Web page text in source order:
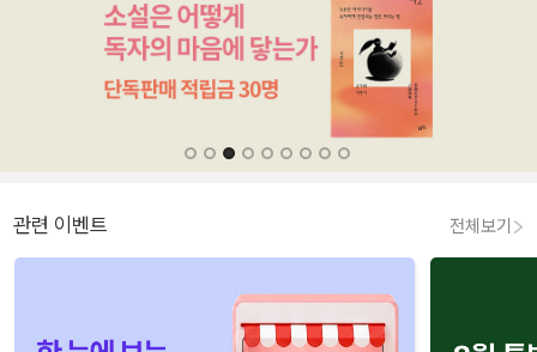
관련 이벤트 전체보기